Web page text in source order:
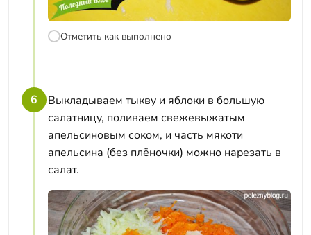
Отметить как выполнено
6
Выкладываем тыкву и яблоки в большую
салатницу, поливаем свежевыжатым
апельсиновым соком, и часть мякоти
апельсина (без плёночки) можно нарезать в
салат.